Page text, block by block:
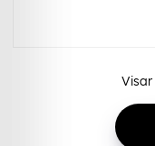
Visar